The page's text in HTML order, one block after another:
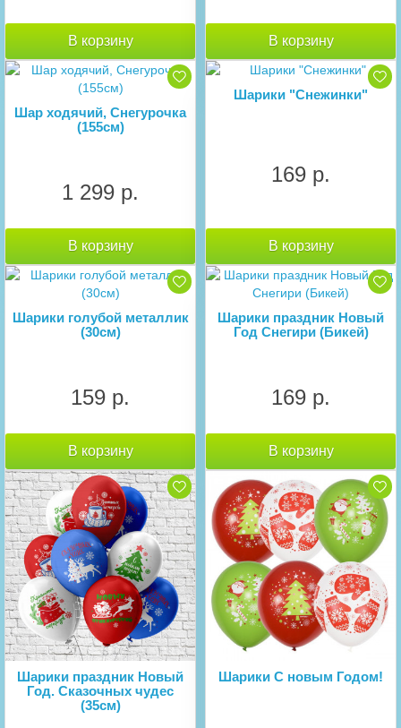
В корзину В корзину
Шар ходячий, Снегурочка
(155см)
1 299 р.
В корзину
Шарики "Снежинки"
169 р.
В корзину
Шарики голубой металлик
(30см)
159 р.
В корзину
Шарики праздник Новый
Год Снегири (Бикей)
169 р.
В корзину
Шарики праздник Новый
Год. Сказочных чудес
(35см)
Шарики С новым Годом!